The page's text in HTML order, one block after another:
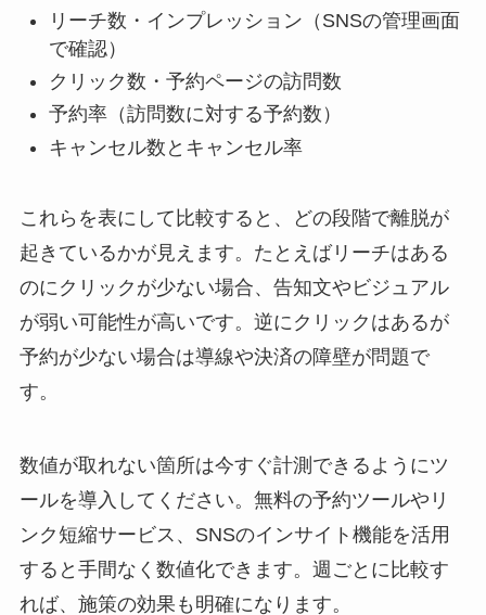
リーチ数・インプレッション（SNSの管理画面
で確認）
クリック数・予約ページの訪問数
予約率（訪問数に対する予約数）
キャンセル数とキャンセル率
これらを表にして比較すると、どの段階で離脱が
起きているかが見えます。たとえばリーチはある
のにクリックが少ない場合、告知文やビジュアル
が弱い可能性が高いです。逆にクリックはあるが
予約が少ない場合は導線や決済の障壁が問題で
す。
数値が取れない箇所は今すぐ計測できるようにツ
ールを導入してください。無料の予約ツールやリ
ンク短縮サービス、SNSのインサイト機能を活用
すると手間なく数値化できます。週ごとに比較す
れば、施策の効果も明確になります。